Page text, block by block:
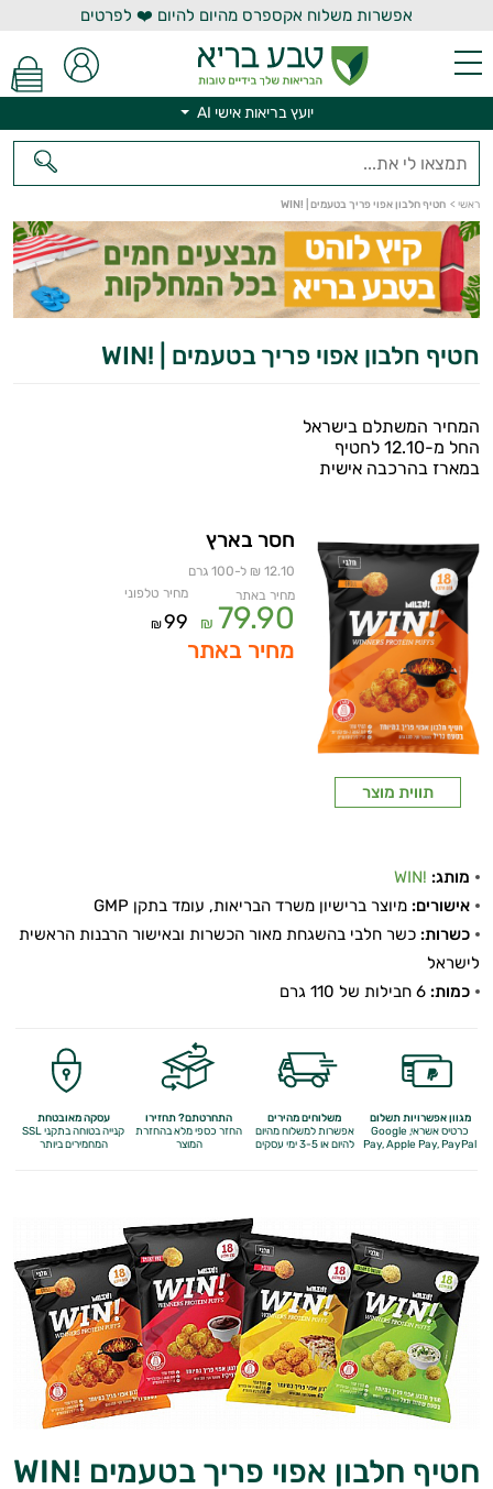
אפשרות משלוח אקספרס מהיום להיום ❤️ לפרטים
יועץ בריאות אישי AI
ראשי > חטיף חלבון אפוי פריך בטעמים | !WIN
חטיף חלבון אפוי פריך בטעמים | !WIN
המחיר המשתלם בישראל
החל מ-12.10 לחטיף
במארז בהרכבה אישית
תווית מוצר
חסר בארץ
12.10 ₪ ל-100 גרם
מחיר באתר
79.90
₪
מחיר טלפוני
99
₪
מחיר באתר
מותג: !WIN
אישורים: מיוצר ברישיון משרד הבריאות, עומד בתקן GMP
כשרות: כשר חלבי בהשגחת מאור הכשרות ובאישור הרבנות הראשית
לישראל
כמות:
מגוון אפשרויות תשלום
כרטיס אשראי, Google
Pay,Apple Pay, PayPal
משלוחים מהירים
אפשרות למשלוח מהיום
להיום או 3-5 ימי עסקים
התחרטתם? תחזירו
החזר כספי מלאבהחזרת
המוצר
עסקה מאובטחת
קנייה בטוחה בתקני SSL
המחמירים ביותר
חטיף חלבון אפוי פריך בטעמים !WIN
יועץ בריאות אישי AI